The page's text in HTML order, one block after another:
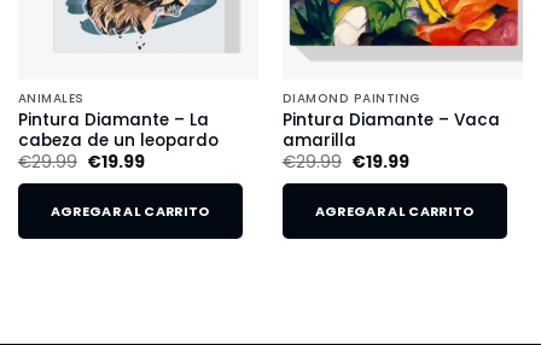
ANIMALES
Pintura Diamante – La
cabeza de un leopardo
€29.99 €19.99
AGREGAR AL CARRITO
DIAMOND PAINTING
Pintura Diamante – Vaca
amarilla
€29.99 €19.99
AGREGAR AL CARRITO